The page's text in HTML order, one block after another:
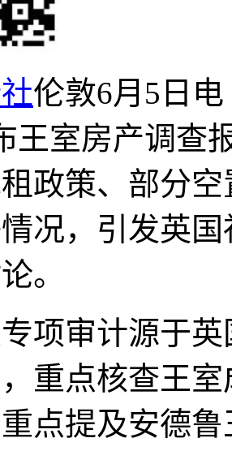
伦敦6月5日
王室房产调查
政策、部分
况，引发英
。
审计源于英
重点核查王
点提及安德